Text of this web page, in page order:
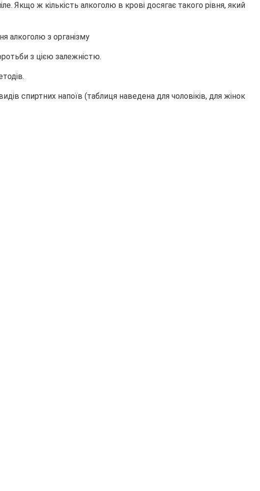
Якщо ж кількість алкоголю в крові досягає такого рівня, який
з цією залежністю.
спиртних напоїв (таблиця наведена для чоловіків, для жінок